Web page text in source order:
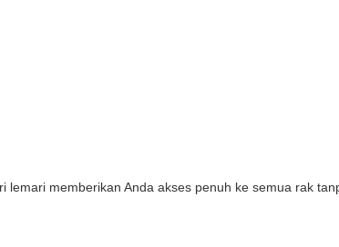
memberikan Anda akses penuh ke semua rak